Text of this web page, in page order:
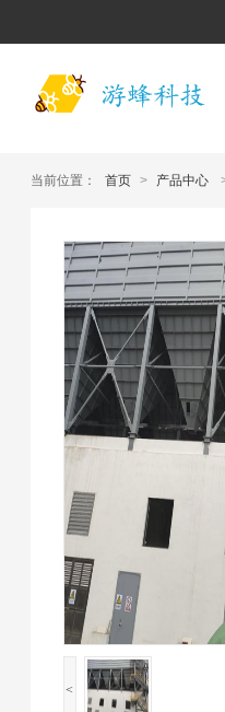
当前位置： 首页 > 产品中心
<